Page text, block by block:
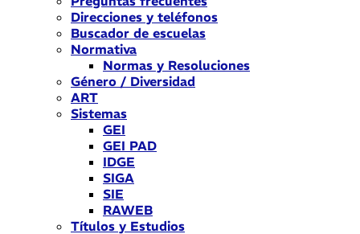
Direcciones y teléfonos
Buscador de escuelas
Normativa
Normas y Resoluciones
Género / Diversidad
ART
Sistemas
GEI
GEI PAD
IDGE
SIGA
SIE
RAWEB
Títulos y Estudios